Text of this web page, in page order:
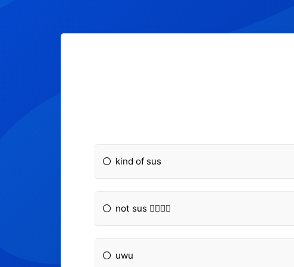
kind of sus
not sus 👉🏽👈🏽
uwu